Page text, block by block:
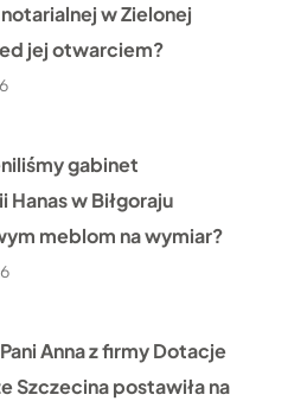
w Zielonej
jej otwarciem?
gabinet
w Biłgoraju
meblom na wymiar?
Anna z firmy Dotacje
Szczecina postawiła na